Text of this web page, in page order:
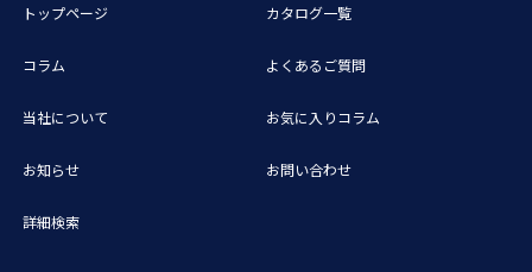
トップページ
コラム
当社について
お知らせ
詳細検索
カタログ一覧
よくあるご質問
お気に入りコラム
お問い合わせ